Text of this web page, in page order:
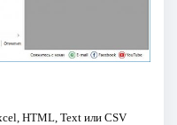
HTML, Text или CSV